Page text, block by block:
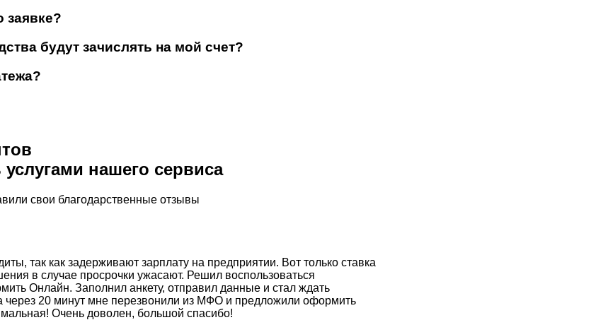
заявке?
будут зачислять на мой счет?
нашего сервиса
свои благодарственные отзывы
так как задерживают зарплату на предприятии. Вот только ставка
в случае просрочки ужасают. Решил воспользоваться
Онлайн. Заполнил анкету, отправил данные и стал ждать
через 20 минут мне перезвонили из МФО и предложили оформить
Очень доволен, большой спасибо!